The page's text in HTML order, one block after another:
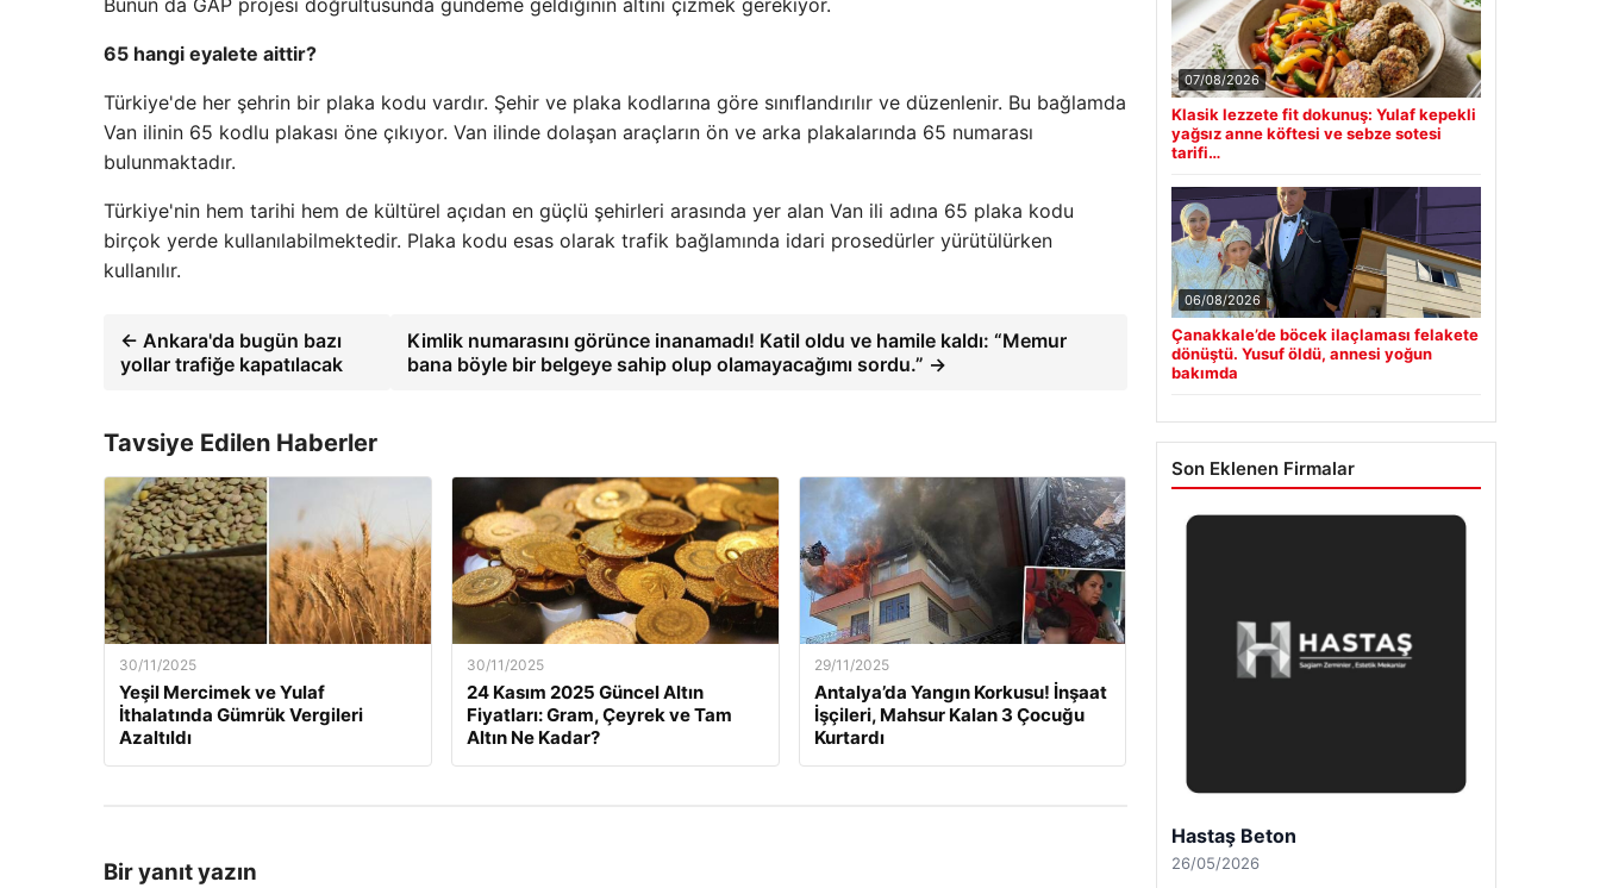
Bunun da GAP projesi doğrultusunda gündeme geldiğinin altını çizmek gerekiyor.
65 hangi eyalete aittir?
Türkiye'de her şehrin bir plaka kodu vardır. Şehir ve plaka kodlarına göre sınıflandırılır ve düzenlenir. Bu bağlamda
Van ilinin 65 kodlu plakası öne çıkıyor. Van ilinde dolaşan araçların ön ve arka plakalarında 65 numarası
bulunmaktadır.
Türkiye'nin hem tarihi hem de kültürel açıdan en güçlü şehirleri arasında yer alan Van ili adına 65 plaka kodu
birçok yerde kullanılabilmektedir. Plaka kodu esas olarak trafik bağlamında idari prosedürler yürütülürken
kullanılır.
← Ankara'da bugün bazı
yollar trafiğe kapatılacak
Kimlik numarasını görünce inanamadı! Katil oldu ve hamile kaldı: “Memur
bana böyle bir belgeye sahip olup olamayacağımı sordu.” →
Tavsiye Edilen Haberler
30/11/2025
Yeşil Mercimek ve Yulaf
İthalatında Gümrük Vergileri
Azaltıldı
30/11/2025
24 Kasım 2025 Güncel Altın
Fiyatları: Gram, Çeyrek ve Tam
Altın Ne Kadar?
29/11/2025
Antalya’da Yangın Korkusu! İnşaat
İşçileri, Mahsur Kalan 3 Çocuğu
Kurtardı
Bir yanıt yazın
07/08/2026
Klasik lezzete fit dokunuş: Yulaf kepekli
yağsız anne köftesi ve sebze sotesi
tarifi…
06/08/2026
Çanakkale’de böcek ilaçlaması felakete
dönüştü. Yusuf öldü, annesi yoğun
bakımda
Son Eklenen Firmalar
Prenses Night Club
29/04/2026